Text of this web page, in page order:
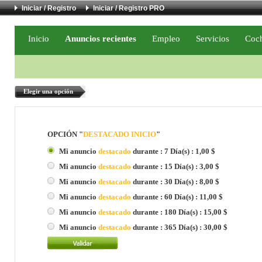
Iniciar / Registro Iniciar / Registro PRO
Inicio Anuncios recientes Empleo Servicios
Elegir una opción
OPCIÓN "DESTACADO INICIO"
Mi anuncio destacado durante : 7 Día(s) : 1,00 $
Mi anuncio destacado durante : 15 Día(s) : 3,00 $
Mi anuncio destacado durante : 30 Día(s) : 8,00 $
Mi anuncio destacado durante : 60 Día(s) : 11,00 $
Mi anuncio destacado durante : 180 Día(s) : 15,00 $
Mi anuncio destacado durante : 365 Día(s) : 30,00 $